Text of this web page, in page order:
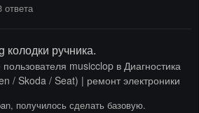
ответа
ручника.
musicclop в Диагностика
/ Skoda / Seat) | ремонт электроники
получилось сделать базовую.